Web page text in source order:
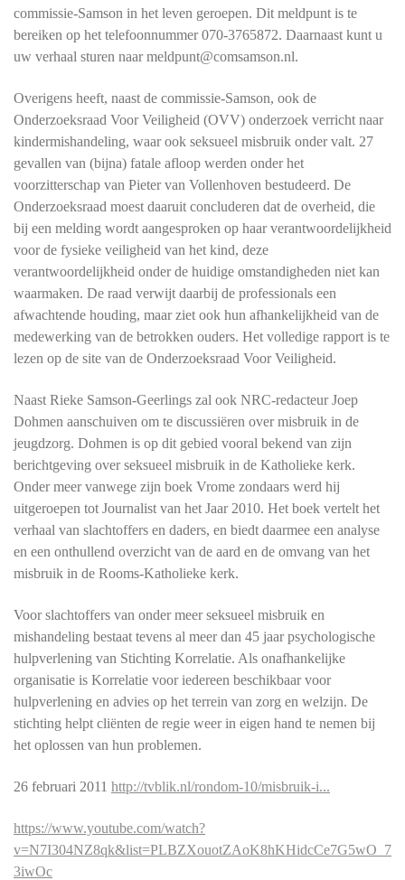
commissie-Samson in het leven geroepen. Dit meldpunt is te
bereiken op het telefoonnummer 070-3765872. Daarnaast kunt u
uw verhaal sturen naar meldpunt@comsamson.nl.
Overigens heeft, naast de commissie-Samson, ook de
Onderzoeksraad Voor Veiligheid (OVV) onderzoek verricht naar
kindermishandeling, waar ook seksueel misbruik onder valt. 27
gevallen van (bijna) fatale afloop werden onder het
voorzitterschap van Pieter van Vollenhoven bestudeerd. De
Onderzoeksraad moest daaruit concluderen dat de overheid, die
bij een melding wordt aangesproken op haar verantwoordelijkheid
voor de fysieke veiligheid van het kind, deze
verantwoordelijkheid onder de huidige omstandigheden niet kan
waarmaken. De raad verwijt daarbij de professionals een
afwachtende houding, maar ziet ook hun afhankelijkheid van de
medewerking van de betrokken ouders. Het volledige rapport is te
lezen op de site van de Onderzoeksraad Voor Veiligheid.
Naast Rieke Samson-Geerlings zal ook NRC-redacteur Joep
Dohmen aanschuiven om te discussiëren over misbruik in de
jeugdzorg. Dohmen is op dit gebied vooral bekend van zijn
berichtgeving over seksueel misbruik in de Katholieke kerk.
Onder meer vanwege zijn boek Vrome zondaars werd hij
uitgeroepen tot Journalist van het Jaar 2010. Het boek vertelt het
verhaal van slachtoffers en daders, en biedt daarmee een analyse
en een onthullend overzicht van de aard en de omvang van het
misbruik in de Rooms-Katholieke kerk.
Voor slachtoffers van onder meer seksueel misbruik en
mishandeling bestaat tevens al meer dan 45 jaar psychologische
hulpverlening van Stichting Korrelatie. Als onafhankelijke
organisatie is Korrelatie voor iedereen beschikbaar voor
hulpverlening en advies op het terrein van zorg en welzijn. De
stichting helpt cliënten de regie weer in eigen hand te nemen bij
het oplossen van hun problemen.
26 februari 2011 http://tvblik.nl/rondom-10/misbruik-i...
https://www.youtube.com/watch?
v=N7I304NZ8qk&list=PLBZXouotZAoK8hKHidcCe7G5wO_7
3iwOc